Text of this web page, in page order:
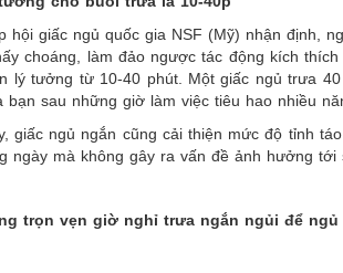
hội giấc ngủ quốc gia NSF (Mỹ) nhận định,
choáng, làm đảo ngược tác động kích
lý tưởng từ 10-40 phút. Một giấc ngủ trưa
bạn sau những giờ làm việc tiêu hao nhiều
giấc ngủ ngắn cũng cải thiện mức độ tỉnh
ngày mà không gây ra vấn đề ảnh hưởng tới
trọn vẹn giờ nghỉ trưa ngắn ngủi để ngủ